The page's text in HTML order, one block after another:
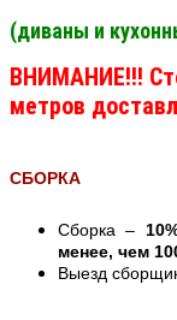
(диваны и
ВНИМАНИЕ!!!
метров
СБОРКА
Сборка –
менее, чем
Выезд